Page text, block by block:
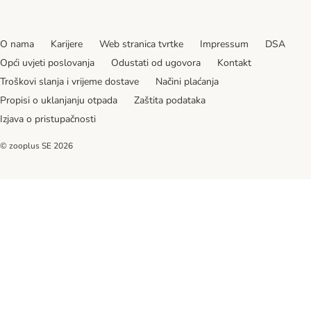
O nama Karijere Web stranica tvrtke Impressum
DSA
Opći uvjeti poslovanja
Odustati od ugovora
Kontakt
Troškovi slanja i vrijeme dostave
Načini plaćanja
Propisi o uklanjanju otpada
Zaštita podataka
Izjava o pristupačnosti
© zooplus SE 2026